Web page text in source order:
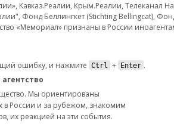
Кавказ.Реалии, Крым.Реалии,
Фонд Беллингкет (Stichting Bellingcat),
«Мемориал» признаны в России
ошибку, и нажмите Ctrl + Enter .
Мы ориентированы
России и за рубежом, знакомим
их реакцией на эти события.